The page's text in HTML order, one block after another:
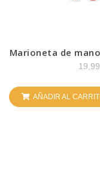
Marioneta de
AÑADIR AL